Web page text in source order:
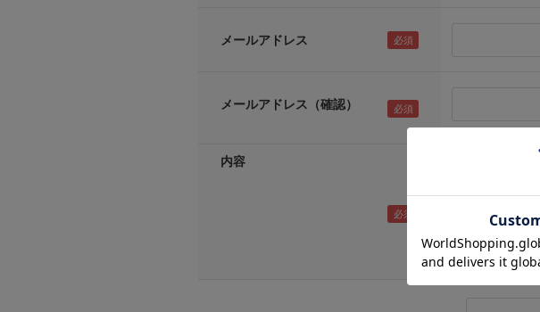
メールアドレス
メールアドレス（確認）
内容